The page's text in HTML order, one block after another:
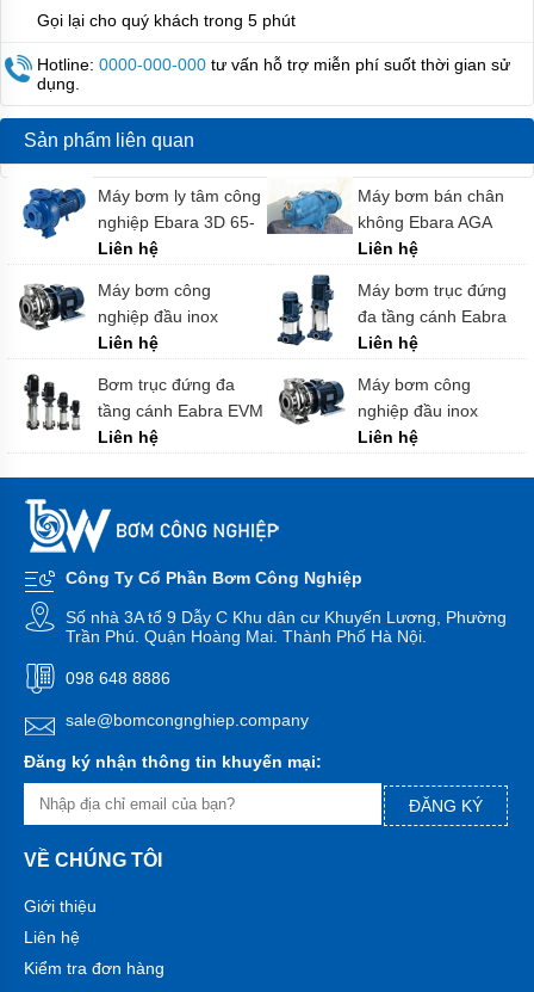
Máy
bơm
MATRA
-
italy
Máy
bơm
-
Italy
Máy
WILO
-
Hàn
Quốc
HANIL
Hàn
Quốc
Máy
bơm
-
Japan
Máy
bơm
TSURUMI
-
Japan
Máy
bơm
-
Inđô
Máy
Gọi lại cho quý khách trong 5 phút
Hotline: 0000-000-000 tư vấn hỗ trợ miễn phí suốt thời gian sử
dụng.
Sản phẩm liên quan
Máy bơm ly tâm công
nghiệp Ebara 3D 65-
160/9.2 chính hãng
Liên hệ
Máy bơm bán chân
không Ebara AGA
0.75M chính hãng
Liên hệ
Máy bơm công
nghiệp đầu inox
Ebara 3M 50-125/3.0
Liên hệ
Máy bơm trục đứng
đa tầng cánh Eabra
CVM B/25 chính hãng
Liên hệ
Bơm trục đứng đa
tầng cánh Eabra EVM
45 4-0F5/15 chính
Liên hệ
Máy bơm công
nghiệp đầu inox
Ebara 3M 50-200/9.2
Liên hệ
Công Ty Cổ Phần Bơm Công Nghiệp
Số nhà 3A tổ 9 Dẫy C Khu dân cư Khuyến Lương, Phường
Trần Phú. Quận Hoàng Mai. Thành Phố Hà Nội.
098 648 8886
sale@bomcongnghiep.company
Đăng ký nhận thông tin khuyến mại:
ĐĂNG KÝ
VỀ CHÚNG TÔI
Giới thiệu
Liên hệ
Kiểm tra đơn hàng